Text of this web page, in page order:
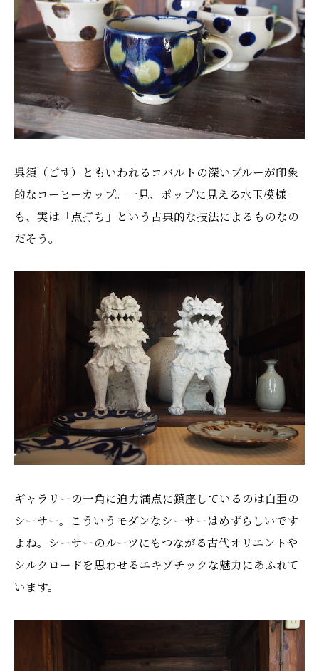
呉須（ごす）ともいわれるコバルトの深いブルーが印象
的なコーヒーカップ。一見、ポップに見える水玉模様
も、実は「点打ち」という古典的な技法によるものなの
だそう。
ギャラリーの一角に迫力満点に鎮座しているのは白亜の
シーサー。こういうモダンなシーサーはめずらしいです
よね。シーサーのルーツにもつながる古代オリエントや
シルクロードを思わせるエキゾチックな魅力にあふれて
います。